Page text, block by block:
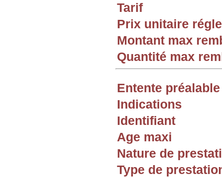
Tarif
Prix unitaire
Montant max
Quantité max
Entente préalable
Indications
Identifiant
Age maxi
Nature de
Type de